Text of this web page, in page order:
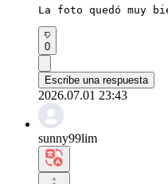
La foto quedó muy
0
Escribe una respuesta
2026.07.01 23:43
sunny99lim